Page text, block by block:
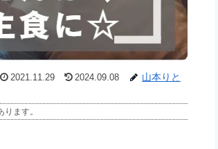
2021.11.29 2024.09.08 山本りと
ます。